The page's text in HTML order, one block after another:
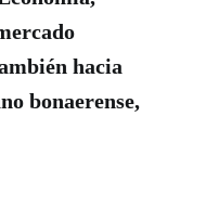
hacia
bonaerense,